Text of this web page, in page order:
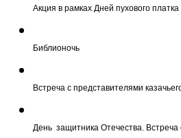
Акция в рамках Дней пухового
Библионочь
Встреча с представителями
День защитника Отечества.